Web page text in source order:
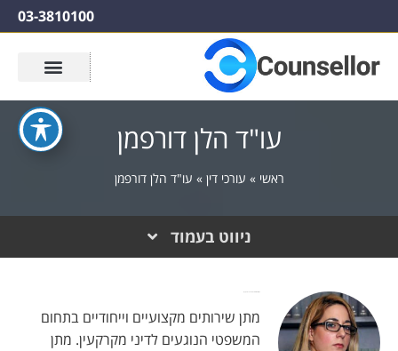
03-3810100
עו"ד הלן דורפמן
ראשי » עורכי דין » עו"ד הלן דורפמן
ניווט בעמוד
מתן שירותים מקצועיים וייחודיים בתחום
המשפטי הנוגעים לדיני מקרקעין. מתן